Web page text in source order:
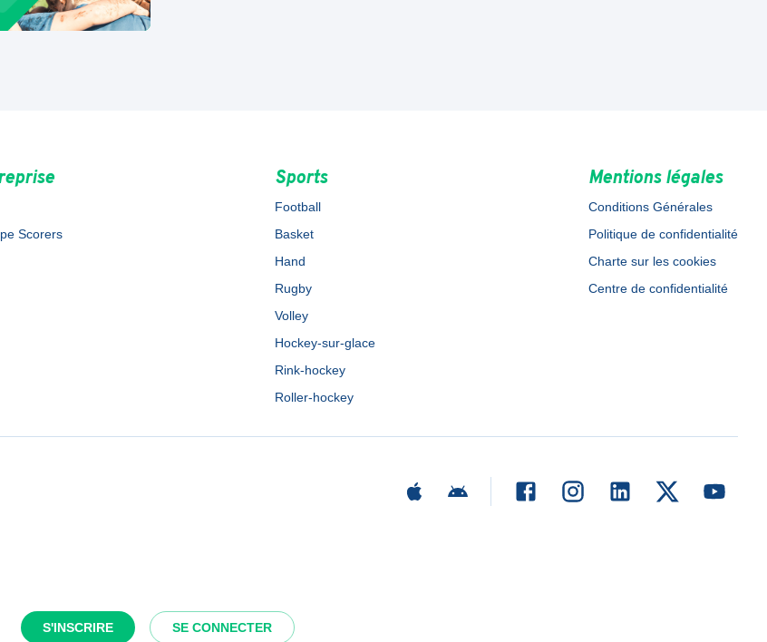
S'INSCRIRE SE CONNECTER
Scorers
Sports
Football
Basket
Hand
Rugby
Volley
Hockey-sur-glace
Rink-hockey
Roller-hockey
Mentions légales
Conditions Générales
Politique de confidentialité
Charte sur les cookies
Centre de confidentialité